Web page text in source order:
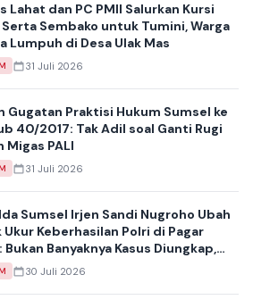
Lahat dan PC PMII Salurkan Kursi
Serta Sembako untuk Tumini, Warga
Lumpuh di Desa Ulak Mas
31 Juli 2026
Gugatan Praktisi Hukum Sumsel ke
40/2017: Tak Adil soal Ganti Rugi
Migas PALI
31 Juli 2026
Sumsel Irjen Sandi Nugroho Ubah
Ukur Keberhasilan Polri di Pagar
Bukan Banyaknya Kasus Diungkap,
30 Juli 2026